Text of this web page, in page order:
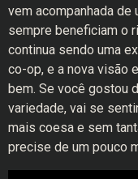
vem acompanhada
sempre beneficiam o
continua sendo uma
co-op, e a nova visão
bem. Se você gostou
variedade, vai se
mais coesa e sem
precise de um pouco